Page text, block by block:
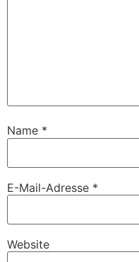
Name *
E-Mail-Adresse *
Website